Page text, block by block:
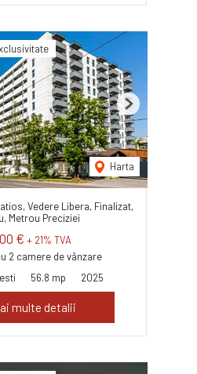
Harta
Next
Vedere Libera, Finalizat,
Metrou Preciziei
€ + 21% TVA
2 camere de vânzare
56.8 mp 2025
multe detalii